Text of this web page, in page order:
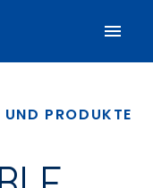
UND PRODUKTE